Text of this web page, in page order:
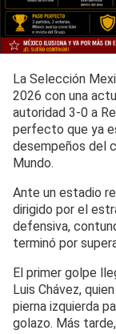
La Selección
2026 con una
autoridad 3-0 a
perfecto que ya
desempeños del
Mundo.
Ante un estadio
dirigido por el
defensiva,
terminó por
El primer golpe
Luis Chávez,
pierna izquierda
golazo. Más